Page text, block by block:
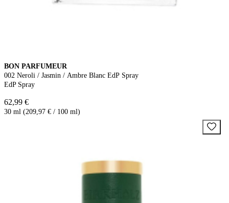
BON PARFUMEUR
002 Neroli / Jasmin / Ambre Blanc EdP Spray
EdP Spray
62,99 €
30 ml (209,97 € / 100 ml)